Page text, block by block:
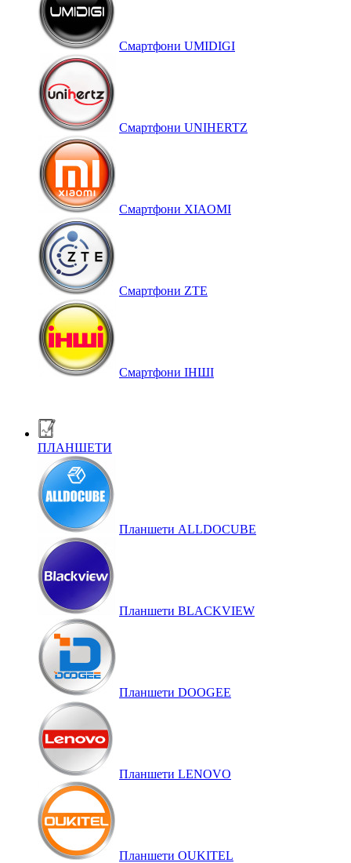
Смартфони UMIDIGI
Смартфони UNIHERTZ
Смартфони XIAOMI
Смартфони ZTE
Смартфони ІНШІ
ПЛАНШЕТИ
Планшети ALLDOCUBE
Планшети BLACKVIEW
Планшети DOOGEE
Планшети LENOVO
Планшети OUKITEL